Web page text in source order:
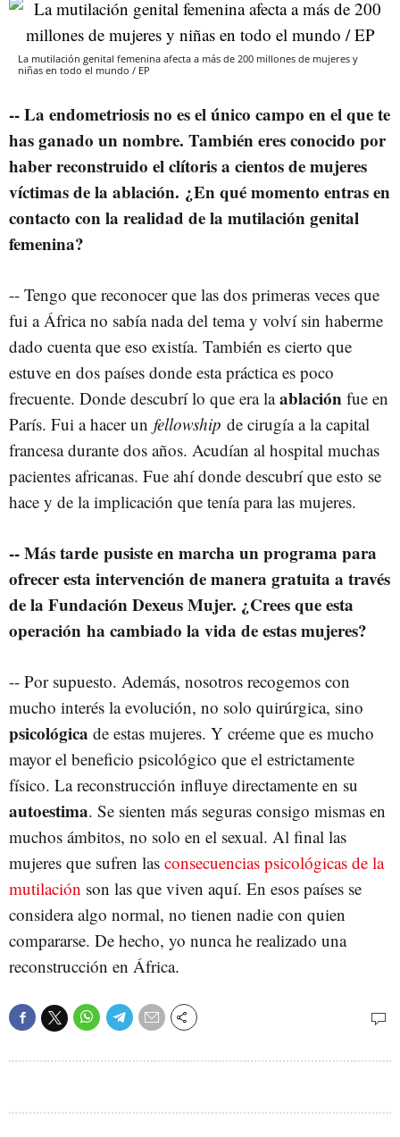
La mutilación genital femenina afecta a más de 200 millones de mujeres y
niñas en todo el mundo / EP
-- La endometriosis no es el único campo en el que te
has ganado un nombre. También eres conocido por
haber reconstruido el clítoris a cientos de mujeres
víctimas de la ablación. ¿En qué momento entras en
contacto con la realidad de la mutilación genital
femenina?
-- Tengo que reconocer que las dos primeras veces que
fui a África no sabía nada del tema y volví sin haberme
dado cuenta que eso existía. También es cierto que
estuve en dos países donde esta práctica es poco
frecuente. Donde descubrí lo que era laablación fue en
París. Fui a hacer un fellowship de cirugía a la capital
francesa durante dos años. Acudían al hospital muchas
pacientes africanas. Fue ahí donde descubrí que esto se
hace y de la implicación que tenía para las mujeres.
-- Más tarde pusiste en marcha un programa para
ofrecer esta intervención de manera gratuita a través
de la Fundación Dexeus Mujer. ¿Crees que esta
operación ha cambiado la vida de estas mujeres?
-- Por supuesto. Además, nosotros recogemos con
mucho interés la evolución, no solo quirúrgica, sino
psicológica de estas mujeres. Y créeme que es mucho
mayor el beneficio psicológico que el estrictamente
físico. La reconstrucción influye directamente en su
autoestima. Se sienten más seguras consigo mismas en
muchos ámbitos, no solo en el sexual. Al final las
mujeres que sufren las consecuencias psicológicas de la
mutilación son las que viven aquí. En esos países se
considera algo normal, no tienen nadie con quien
compararse. De hecho, yo nunca he realizado una
reconstrucción en África.